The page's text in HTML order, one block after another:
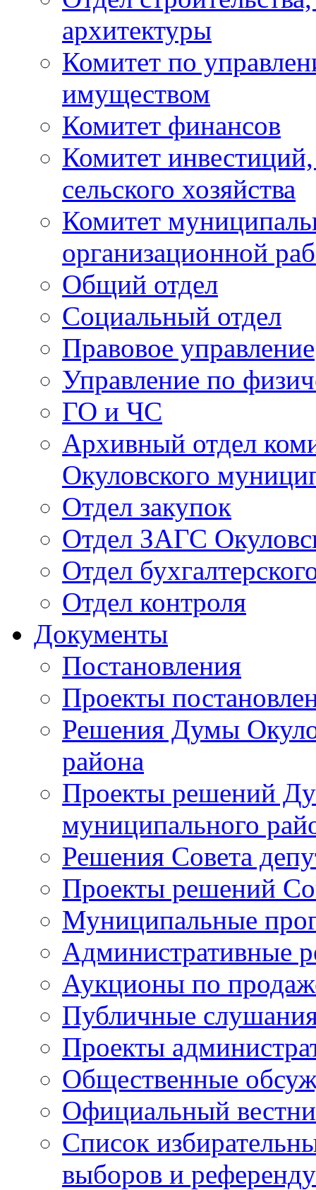
архитектуры
Комитет по
имуществом
Комитет финансов
Комитет
сельского хозяйства
Комитет
организационной
Общий отдел
Социальный отдел
Правовое управление
Управление по
ГО и ЧС
Архивный отдел
Окуловского
Отдел закупок
Отдел ЗАГС
Отдел
Отдел контроля
Документы
Постановления
Проекты
Решения Думы
района
Проекты решений
муниципального
Решения Совета
Проекты решений
Муниципальные
Административные
Аукционы по
Публичные
Проекты
Общественные
Официальный
Список
выборов и